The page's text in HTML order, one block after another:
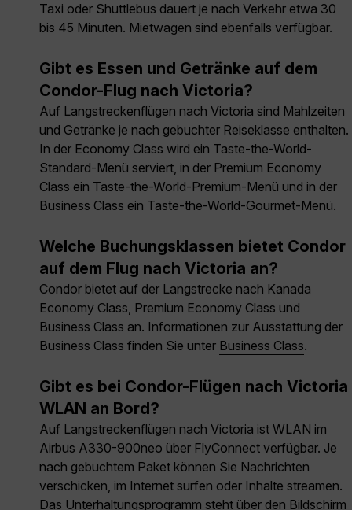
Taxi oder Shuttlebus dauert je nach Verkehr etwa 30
bis 45 Minuten. Mietwagen sind ebenfalls verfügbar.
Gibt es Essen und Getränke auf dem
Condor-Flug nach Victoria?
Auf Langstreckenflügen nach Victoria sind Mahlzeiten
und Getränke je nach gebuchter Reiseklasse enthalten.
In der Economy Class wird ein Taste-the-World-
Standard-Menü serviert, in der Premium Economy
Class ein Taste-the-World-Premium-Menü und in der
Business Class ein Taste-the-World-Gourmet-Menü.
Welche Buchungsklassen bietet Condor
auf dem Flug nach Victoria an?
Condor bietet auf der Langstrecke nach Kanada
Economy Class, Premium Economy Class und
Business Class an. Informationen zur Ausstattung der
Business Class finden Sie unter Business Class.
Gibt es bei Condor-Flügen nach Victoria
WLAN an Bord?
Auf Langstreckenflügen nach Victoria ist WLAN im
Airbus A330-900neo über FlyConnect verfügbar. Je
nach gebuchtem Paket können Sie Nachrichten
verschicken, im Internet surfen oder Inhalte streamen.
Das Unterhaltungsprogramm steht über den Bildschirm